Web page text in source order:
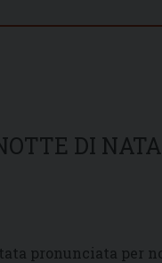
DI
pronunciata per